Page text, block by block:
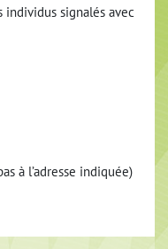
signalés avec
à l’adresse indiquée)